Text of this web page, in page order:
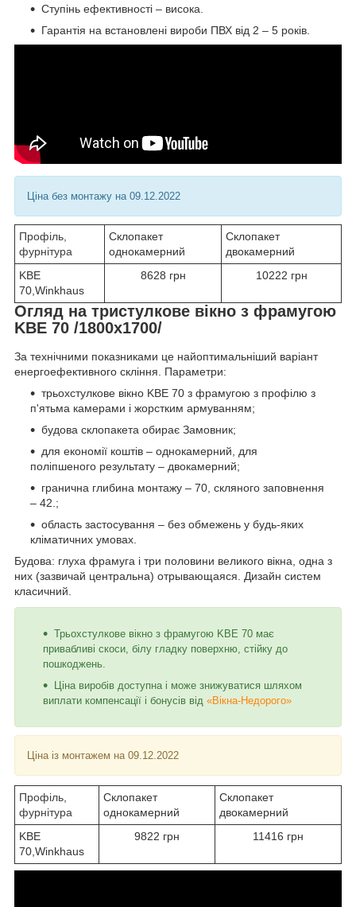
Ступінь ефективності – висока.
Гарантія на встановлені вироби ПВХ від 2 – 5 років.
Ціна без монтажу на 09.12.2022
Профіль,
фурнітура
Склопакет
однокамерний
Склопакет
двокамерний
KBE
70,Winkhaus
8628 грн 10222 грн
Огляд на тристулкове вікно з фрамугою
KBE 70 /1800х1700/
За технічними показниками це найоптимальніший варіант
енергоефективного скління. Параметри:
трьохстулкове вікно KBE 70 з фрамугою з профілю з
п'ятьма камерами і жорстким армуванням;
будова склопакета обирає Замовник;
для економії коштів – однокамерний, для
поліпшеного результату – двокамерний;
гранична глибина монтажу – 70, скляного заповнення
– 42.;
область застосування – без обмежень у будь-яких
кліматичних умовах.
Будова: глуха фрамуга і три половини великого вікна, одна з
них (зазвичай центральна) отрывающаяся. Дизайн систем
класичний.
Трьохстулкове вікно з фрамугою KBE 70 має
привабливі скоси, білу гладку поверхню, стійку до
пошкоджень.
Ціна виробів доступна і може знижуватися шляхом
виплати компенсації і бонусів від «Вікна-Недорого»
Ціна із монтажем на 09.12.2022
Профіль,
фурнітура
Склопакет
однокамерний
Склопакет
двокамерний
KBE
70,Winkhaus
9822 грн 11416 грн